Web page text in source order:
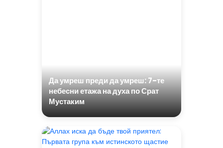
Да умреш преди да умреш: 7-те
небесни етажа на духа по Срат
Мустаким